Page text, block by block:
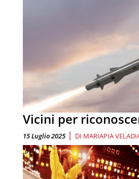
Vicini per
15 Luglio 2025 | DI MARIAPIA